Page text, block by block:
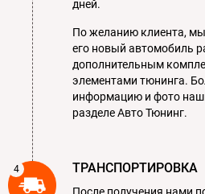
дней.
По желанию клиента,
его новый автомобиль
дополнительным
элементами тюнинга.
информацию и фото
разделе Авто Тюнинг.
ТРАНСПОРТИРОВКА